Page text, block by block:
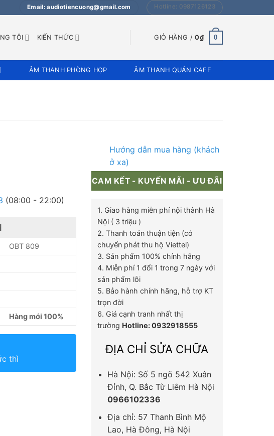
Email: audiotiencuong@gmail.com Hotline: 0987126123
TÔI KIẾN THỨC GIỎ HÀNG /0₫ 0
ÂM THANH PHÒNG HỌP ÂM THANH QUÁN CAFE
(08:00 - 22:00)
OBT 809
Hàng mới 100%
thì
Hướng dẫn mua hàng (khách
ở xa)
CAM KẾT - KUYẾN MÃI - ƯU ĐÃI
1. Giao hàng miễn phí nội thành Hà
Nội ( 3 triệu )
2. Thanh toán thuận tiện (có
chuyển phát thu hộ Viettel)
3. Sản phẩm 100% chính hãng
4. Miễn phí 1 đổi 1 trong 7 ngày với
sản phẩm lỗi
5. Bảo hành chính hãng, hỗ trợ KT
trọn đời
6. Giá cạnh tranh nhất thị
trường Hotline: 0932918555
ĐỊA CHỈ SỬA CHỮA
Hà Nội: Số 5 ngõ 542 Xuân
Đỉnh, Q. Bắc Từ Liêm Hà Nội
0966102336
Địa chỉ: 57 Thanh Bình Mộ
Lao, Hà Đông, Hà Nội